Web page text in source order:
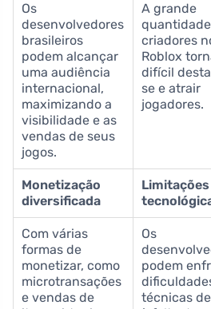
Os
desenvolvedores
brasileiros
podem alcançar
uma audiência
internacional,
maximizando a
visibilidade e as
vendas de seus
jogos.
A grande
criadores
Roblox
difícil
se e atrair
jogadores.
Monetização
diversificada
Limitações
Com várias
formas de
monetizar, como
microtransações
e vendas de
Os
podem
técnicas